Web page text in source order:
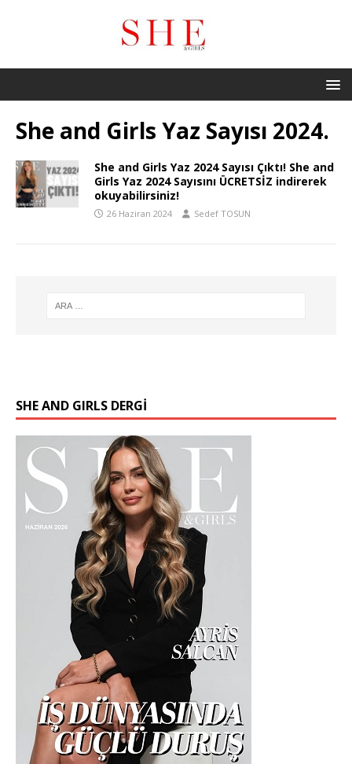
She and Girls Yaz Sayısı 2024.
She and Girls Yaz 2024 Sayısı Çıktı! She and
Girls Yaz 2024 Sayısını ÜCRETSİZ indirerek
okuyabilirsiniz!
26 Haziran 2024 Sedef TOSUN
SHE AND GIRLS DERGİ